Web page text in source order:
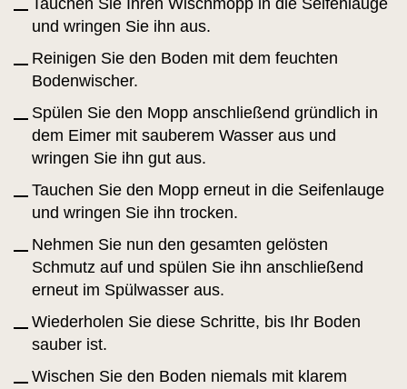
Tauchen Sie Ihren Wischmopp in die Seifenlauge
und wringen Sie ihn aus.
Reinigen Sie den Boden mit dem feuchten
Bodenwischer.
Spülen Sie den Mopp anschließend gründlich in
dem Eimer mit sauberem Wasser aus und
wringen Sie ihn gut aus.
Tauchen Sie den Mopp erneut in die Seifenlauge
und wringen Sie ihn trocken.
Nehmen Sie nun den gesamten gelösten
Schmutz auf und spülen Sie ihn anschließend
erneut im Spülwasser aus.
Wiederholen Sie diese Schritte, bis Ihr Boden
sauber ist.
Wischen Sie den Boden niemals mit klarem